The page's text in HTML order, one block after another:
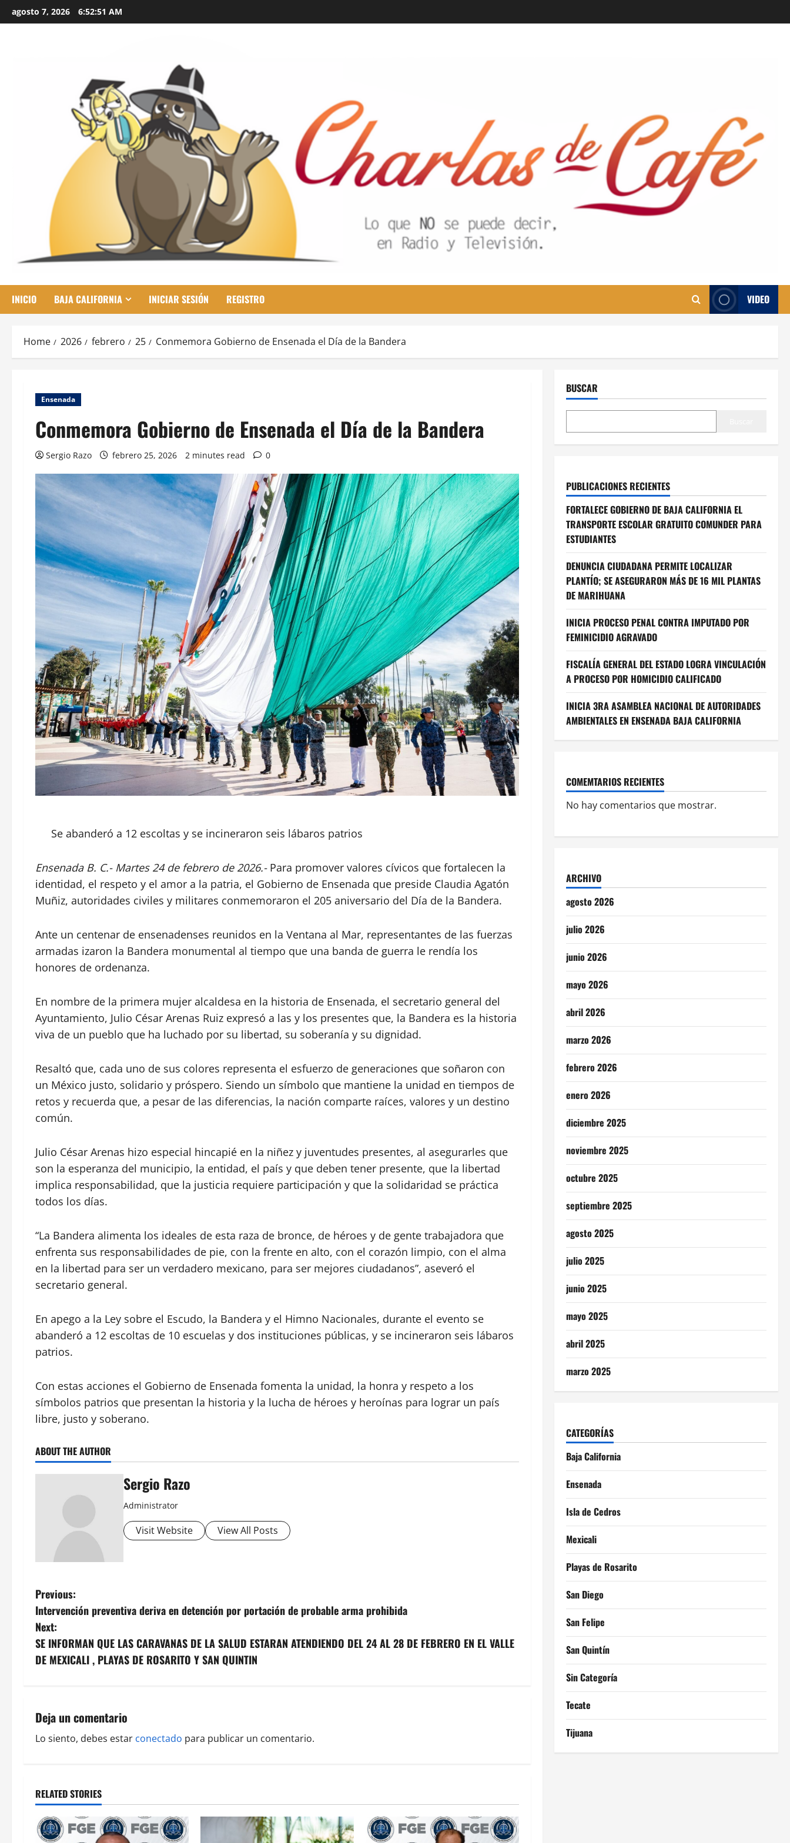
to
agosto 7, 2026 6:52:53 AM
INICIO BAJA CALIFORNIA INICIAR SESIÓN REGISTRO VIDEO
Home 2026 febrero 25 Conmemora Gobierno de Ensenada el Día de la Bandera
Ensenada
Conmemora Gobierno de Ensenada el Día de la Bandera
Sergio Razo febrero 25, 2026 2 minutes read 0
Se abanderó a 12 escoltas y se incineraron seis lábaros patrios
Ensenada B. C.- Martes 24 de febrero de 2026.-Para promover valores cívicos que fortalecen la
identidad, el respeto y el amor a la patria, el Gobierno de Ensenada que preside Claudia Agatón
Muñiz, autoridades civiles y militares conmemoraron el 205 aniversario del Día de la Bandera.
Ante un centenar de ensenadenses reunidos en la Ventana al Mar, representantes de las fuerzas
armadas izaron la Bandera monumental al tiempo que una banda de guerra le rendía los
honores de ordenanza.
En nombre de la primera mujer alcaldesa en la historia de Ensenada, el secretario general del
Ayuntamiento, Julio César Arenas Ruiz expresó a las y los presentes que, la Bandera es la historia
viva de un pueblo que ha luchado por su libertad, su soberanía y su dignidad.
Resaltó que, cada uno de sus colores representa el esfuerzo de generaciones que soñaron con
un México justo, solidario y próspero. Siendo un símbolo que mantiene la unidad en tiempos de
retos y recuerda que, a pesar de las diferencias, la nación comparte raíces, valores y un destino
común.
Julio César Arenas hizo especial hincapié en la niñez y juventudes presentes, al asegurarles que
son la esperanza del municipio, la entidad, el país y que deben tener presente, que la libertad
implica responsabilidad, que la justicia requiere participación y que la solidaridad se práctica
todos los días.
“La Bandera alimenta los ideales de esta raza de bronce, de héroes y de gente trabajadora que
enfrenta sus responsabilidades de pie, con la frente en alto, con el corazón limpio, con el alma
en la libertad para ser un verdadero mexicano, para ser mejores ciudadanos”, aseveró el
secretario general.
En apego a la Ley sobre el Escudo, la Bandera y el Himno Nacionales, durante el evento se
abanderó a 12 escoltas de 10 escuelas y dos instituciones públicas, y se incineraron seis lábaros
patrios.
Con estas acciones el Gobierno de Ensenada fomenta la unidad, la honra y respeto a los
símbolos patrios que presentan la historia y la lucha de héroes y heroínas para lograr un país
libre, justo y soberano.
ABOUT THE AUTHOR
Sergio Razo
Administrator
Visit Website View All Posts
P
o
s
t
a
v
g
a
Previous:
Intervención preventiva deriva en detención por portación de probable arma prohibida
Next:
SE INFORMAN QUE LAS CARAVANAS DE LA SALUD ESTARAN ATENDIENDO DEL 24 AL 28 DE FEBRERO EN EL VALLE
DE MEXICALI , PLAYAS DE ROSARITO Y SAN QUINTIN
Deja un comentario
Lo siento, debes estar conectado para publicar un comentario.
RELATED STORIES
BUSCAR
PUBLICACIONES RECIENTES
FORTALECE GOBIERNO DE BAJA CALIFORNIA EL
TRANSPORTE ESCOLAR GRATUITO COMUNDER PARA
ESTUDIANTES
DENUNCIA CIUDADANA PERMITE LOCALIZAR
PLANTÍO; SE ASEGURARON MÁS DE 16 MIL PLANTAS
DE MARIHUANA
INICIA PROCESO PENAL CONTRA IMPUTADO POR
FEMINICIDIO AGRAVADO
FISCALÍA GENERAL DEL ESTADO LOGRA VINCULACIÓN
A PROCESO POR HOMICIDIO CALIFICADO
INICIA 3RA ASAMBLEA NACIONAL DE AUTORIDADES
AMBIENTALES EN ENSENADA BAJA CALIFORNIA
COMEMTARIOS RECIENTES
No hay comentarios que mostrar.
ARCHIVO
agosto 2026
julio 2026
junio 2026
mayo 2026
abril 2026
marzo 2026
febrero 2026
enero 2026
diciembre 2025
noviembre 2025
octubre 2025
septiembre 2025
agosto 2025
julio 2025
junio 2025
mayo 2025
abril 2025
marzo 2025
CATEGORÍAS
Baja California
Ensenada
Isla de Cedros
Mexicali
Playas de Rosarito
San Diego
San Felipe
San Quintín
Sin Categoría
Tecate
Tijuana